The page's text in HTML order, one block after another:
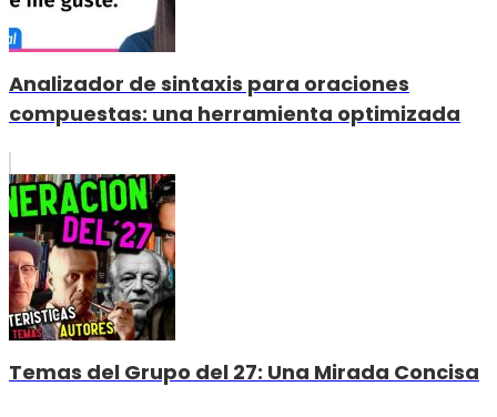
Analizador de sintaxis para oraciones
compuestas: una herramienta optimizada
Temas del Grupo del 27: Una Mirada Concisa